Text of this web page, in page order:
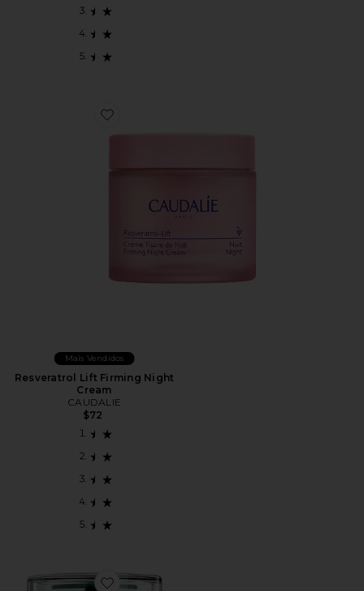
Favorite Resveratrol Lift Firming Night Cream
Mais Vendidos
Resveratrol Lift Firming Night
Cream
CAUDALIE
$72